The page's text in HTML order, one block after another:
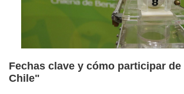
Fechas clave y cómo participar
Chile"